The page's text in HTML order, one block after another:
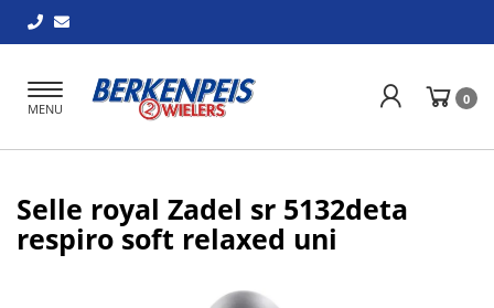
Toggle
navigation
MENU
0
Selle royal Zadel sr 5132deta
respiro soft relaxed uni